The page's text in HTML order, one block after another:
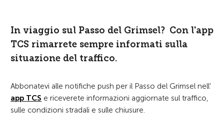
In viaggio sul Passo del Grimsel? Con l'app
TCS rimarrete sempre informati sulla
situazione del traffico.
Abbonatevi alle notifiche push per il Passo del Grimsel nell'
app TCS e riceverete informazioni aggiornate sul traffico,
sulle condizioni stradali e sulle chiusure.